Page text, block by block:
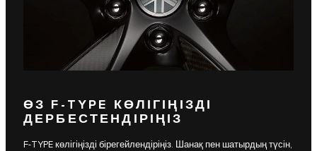
ӨЗ F-TYPE КӨЛІГІҢІЗДІ
ДЕРБЕСТЕНДІРІҢІЗ
F-TYPE көлігіңізді бірегейлендіріңіз. Шанақ пен шатырдың түсін,